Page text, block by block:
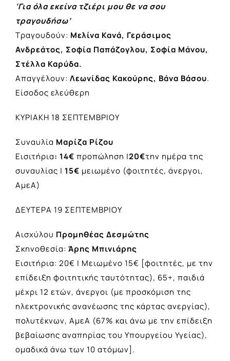
‘Για όλα εκείνα τζιέρι μου θε να σου
τραγουδήσω’
Τραγουδούν: Μελίνα Κανά, Γεράσιμος
Ανδρεάτος, Σοφία Παπάζογλου, Σοφία Μάνου,
Στέλλα Καρύδα.
Απαγγέλουν: Λεωνίδας Κακούρης, Βάνα Βάσου.
Είσοδος ελεύθερη
ΚΥΡΙΑΚΗ 18 ΣΕΠΤΕΜΒΡΙΟΥ
Συναυλία Μαρίζα Ρίζου
Εισιτήρια: 14€ προπώληση |20€την ημέρα της
συναυλίας | 15€ μειωμένο (φοιτητές, άνεργοι,
ΑμεΑ)
ΔΕΥΤΕΡΑ 19 ΣΕΠΤΕΜΒΡΙΟΥ
Αισχύλου Προμηθέας Δεσμώτης
Σκηνοθεσία: Άρης Μπινιάρης
Εισιτήρια: 20€ | Μειωμένο 15€ [φοιτητές, με την
επίδειξη φοιτητικής ταυτότητας), 65+, παιδιά
μέχρι 12 ετών, άνεργοι (με προσκόμιση της
ηλεκτρονικής ανανέωσης της κάρτας ανεργίας),
πολυτέκνων, ΑμεΑ (67% και άνω με την επίδειξη
βεβαίωσης αναπηρίας του Υπουργείου Υγείας),
ομαδικά άνω των 10 ατόμων].